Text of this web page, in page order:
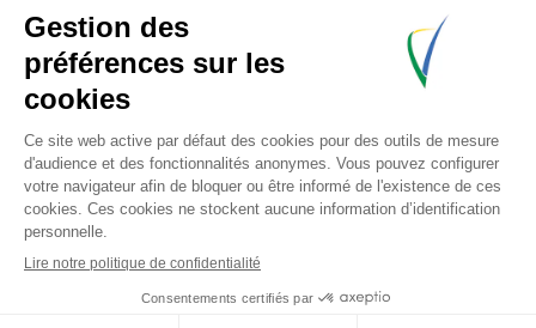
Newsletter
Inscrivez-vous àla lettre d’information
l’Agence du tourisme de la Corse.